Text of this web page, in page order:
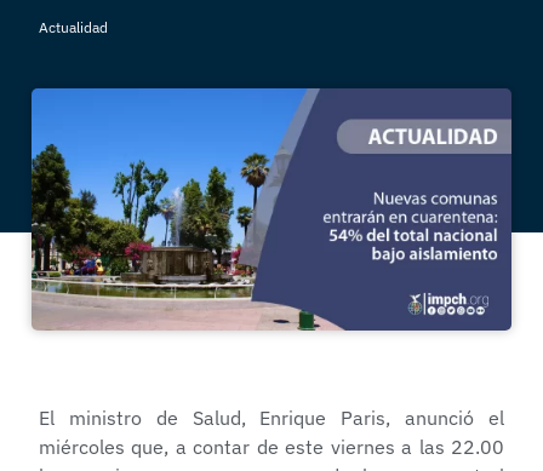
Actualidad
El ministro de Salud, Enrique Paris, anunció el
miércoles que, a contar de este viernes a las 22.00